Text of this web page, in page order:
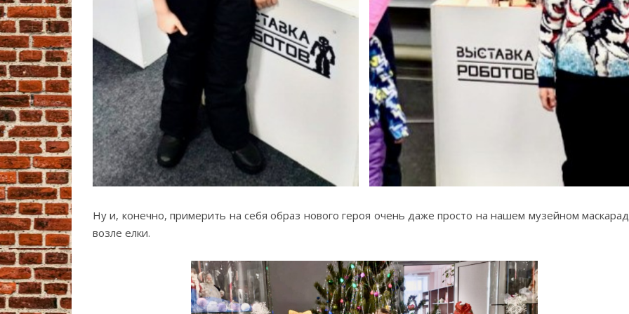
Ну и, конечно, примерить на себя образ нового героя очень даже просто на нашем музейном
возле елки.